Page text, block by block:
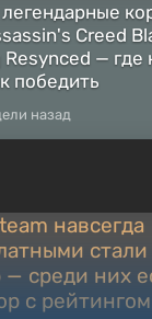
Creed
Resynced — где
победить
назад